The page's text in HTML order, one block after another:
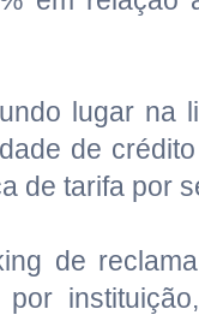
lugar na
de
de tarifa por
de
por